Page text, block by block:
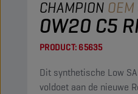
CHAMPION
0W20 C5
PRODUCT: 65635
Dit synthetische Low
voldoet aan de nieuwe